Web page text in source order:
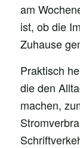
am
ist, ob die
Zuhause
Praktisch
die den
machen,